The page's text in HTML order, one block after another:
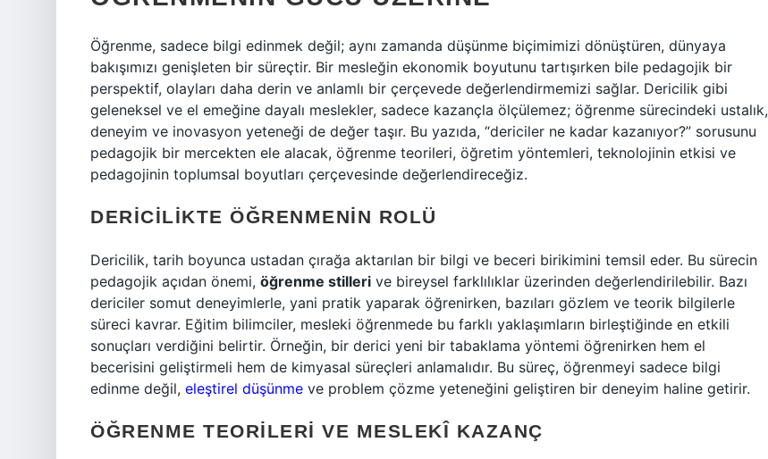
Öğrenme, sadece bilgi edinmek değil; aynı zamanda düşünme biçimimizi dönüştüren, dünyaya
bakışımızı genişleten bir süreçtir. Bir mesleğin ekonomik boyutunu tartışırken bile pedagojik bir
perspektif, olayları daha derin ve anlamlı bir çerçevede değerlendirmemizi sağlar. Dericilik gibi
geleneksel ve el emeğine dayalı meslekler, sadece kazançla ölçülemez; öğrenme sürecindeki ustalık,
deneyim ve inovasyon yeteneği de değer taşır. Bu yazıda, “dericiler ne kadar kazanıyor?” sorusunu
pedagojik bir mercekten ele alacak, öğrenme teorileri, öğretim yöntemleri, teknolojinin etkisi ve
pedagojinin toplumsal boyutları çerçevesinde değerlendireceğiz.
DERICILIKTE ÖĞRENMENIN ROLÜ
Dericilik, tarih boyunca ustadan çırağa aktarılan bir bilgi ve beceri birikimini temsil eder. Bu sürecin
pedagojik açıdan önemi, öğrenme stilleri ve bireysel farklılıklar üzerinden değerlendirilebilir. Bazı
dericiler somut deneyimlerle, yani pratik yaparak öğrenirken, bazıları gözlem ve teorik bilgilerle
süreci kavrar. Eğitim bilimciler, mesleki öğrenmede bu farklı yaklaşımların birleştiğinde en etkili
sonuçları verdiğini belirtir. Örneğin, bir derici yeni bir tabaklama yöntemi öğrenirken hem el
becerisini geliştirmeli hem de kimyasal süreçleri anlamalıdır. Bu süreç, öğrenmeyi sadece bilgi
edinme değil, eleştirel düşünme ve problem çözme yeteneğini geliştiren bir deneyim haline getirir.
ÖĞRENME TEORILERI VE MESLEKÎ KAZANÇ